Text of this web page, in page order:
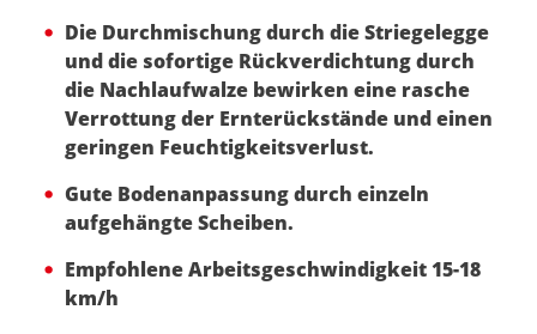
Die Durchmischung durch die Striegelegge
und die sofortige Rückverdichtung durch
die Nachlaufwalze bewirken eine rasche
Verrottung der Ernterückstände und einen
geringen Feuchtigkeitsverlust.
Gute Bodenanpassung durch einzeln
aufgehängte Scheiben.
Empfohlene Arbeitsgeschwindigkeit 15-18
km/h